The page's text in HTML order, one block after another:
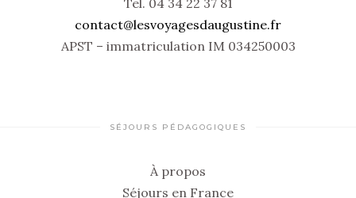
contact@lesvoyagesdaugustine.fr
APST – immatriculation IM 034250003
SÉJOURS PÉDAGOGIQUES
À propos
Séjours en France